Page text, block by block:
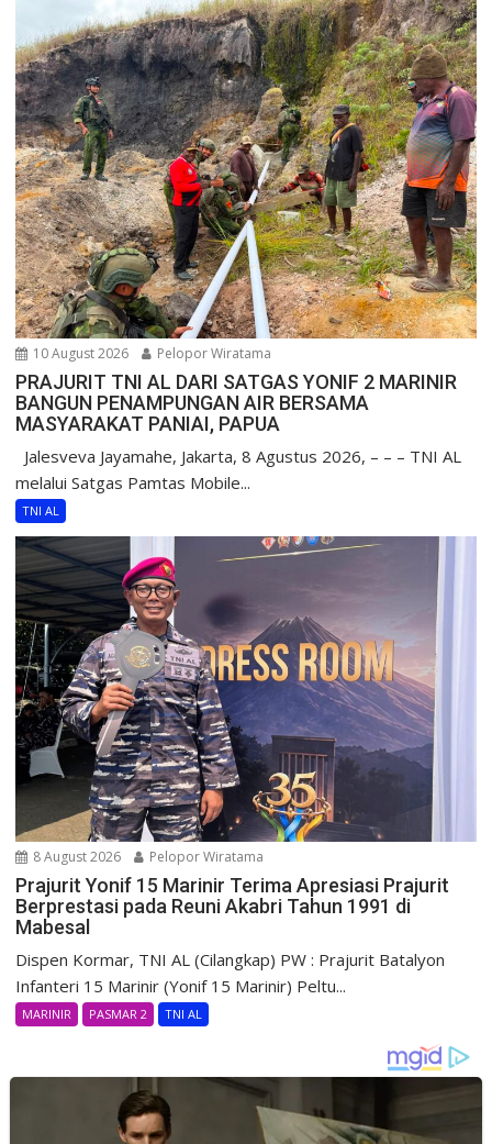
10 August 2026 Pelopor Wiratama
PRAJURIT TNI AL DARI SATGAS YONIF 2 MARINIR
BANGUN PENAMPUNGAN AIR BERSAMA
MASYARAKAT PANIAI, PAPUA
Jalesveva Jayamahe, Jakarta, 8 Agustus 2026, – – – TNI AL
melalui Satgas Pamtas Mobile...
TNI AL
8 August 2026 Pelopor Wiratama
Prajurit Yonif 15 Marinir Terima Apresiasi Prajurit
Berprestasi pada Reuni Akabri Tahun 1991 di
Mabesal
Dispen Kormar, TNI AL (Cilangkap) PW : Prajurit Batalyon
Infanteri 15 Marinir (Yonif 15 Marinir) Peltu...
MARINIR PASMAR 2 TNI AL